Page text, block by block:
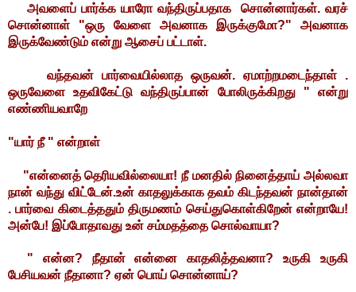
அவளைப் பார்க்க யாரோ வந்திருப்பதாக சொன்னார்கள். வரச்
சொன்னாள் "ஒரு வேளை அவனாக இருக்குமோ?" அவனாக
இருக்வேண்டும் என்று ஆசைப் பட்டாள்.
வந்தவன் பார்வையில்லாத ஒருவன். ஏமாற்றமடைந்தாள் .
ஒருவேளை உதவிகேட்டு வந்திருப்பான் போலிருக்கிறது " என்று
எண்ணியவாறே
"யார் நீ " என்றாள்
"என்னைத் தெரியவில்லையா! நீ மனதில் நினைத்தாய் அல்லவா
நான் வந்து விட்டேன்.உன் காதலுக்காக தவம் கிடந்தவன் நான்தான்
. பார்வை கிடைத்ததும் திருமணம் செய்துகொள்கிறேன் என்றாயே!
அன்பே! இப்போதாவது உன் சம்மதத்தை சொல்வாயா?
" என்ன? நீதான் என்னை காதலித்தவனா? உருகி உருகி
பேசியவன் நீதானா? ஏன் பொய் சொன்னாய்?